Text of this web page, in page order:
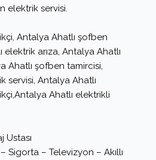
elektrik servisi.
Antalya Ahatlı şofben
elektrik arıza, Antalya Ahatlı
Ahatlı şofben tamircisi,
servisi, Antalya Ahatlı
Ahatlı elektrikli
Ustası
Sigorta – Televizyon – Akıllı